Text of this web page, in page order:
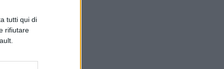
tutti qui di
rifiutare